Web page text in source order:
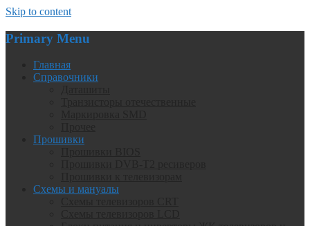
Skip to content
Primary Menu
Главная
Справочники
Прошивки
Схемы и мануалы